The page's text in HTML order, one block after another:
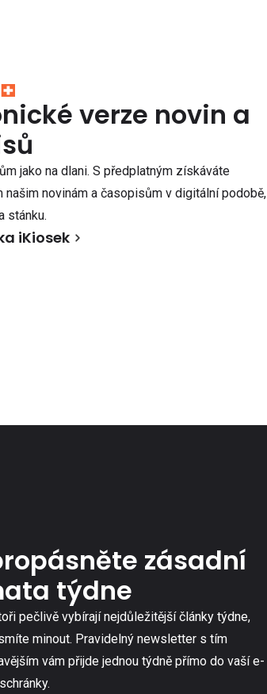
verze novin a
jako na dlani. S předplatným získáváte
našim novinám a časopisům v digitální podobě,
stánku.
iKiosek
zásadní
týdne
pečlivě vybírají nejdůležitější články týdne,
minout. Pravidelný newsletter s tím
vám přijde jednou týdně přímo do vaší e-